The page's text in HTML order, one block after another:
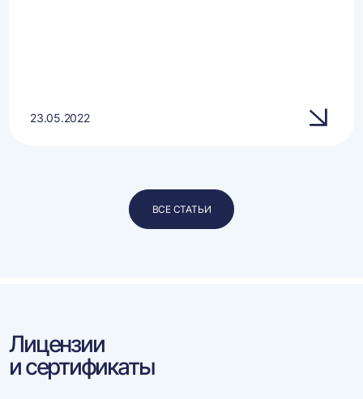
23.05.2022
ВСЕ СТАТЬИ
Лицензии
и сертификаты